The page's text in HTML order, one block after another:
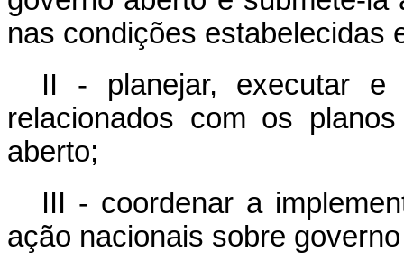
nas condições estabelecidas
II - planejar, executar e
relacionados com os
aberto;
III - coordenar a
ação nacionais sobre